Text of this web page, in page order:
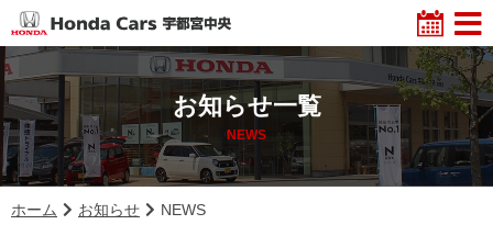
お知らせ一覧
NEWS
ホーム お知らせ NEWS